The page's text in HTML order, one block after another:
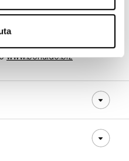
quelli attualmente
www.bonaldo.biz